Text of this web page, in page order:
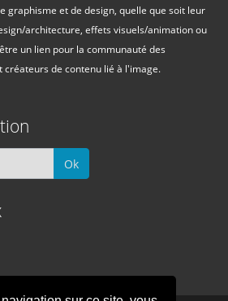
graphisme et de design, quelle que soit leur
architecture, effets visuels/animation ou
un lien pour la communauté des
de contenu lié à l'image.
Ok